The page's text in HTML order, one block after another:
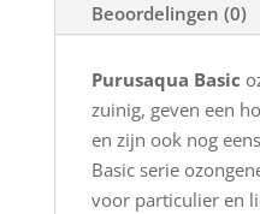
Beoordelingen (0)
Purusaqua Basic
zuinig, geven een
en zijn ook nog
Basic serie
voor particulier en